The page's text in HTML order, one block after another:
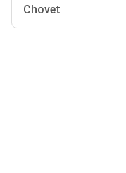
Chovet